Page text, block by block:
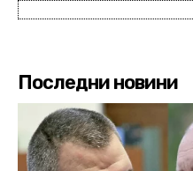
Последни новини